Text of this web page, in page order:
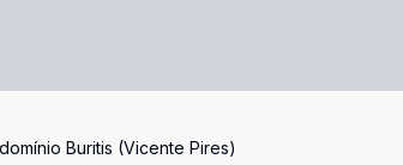
Buritis (Vicente Pires)